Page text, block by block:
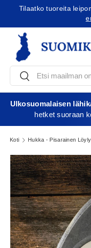
Tilaatko tuoreita
EtsiEtsi
Ulkosuomalaisen
hetket suoraan
Koti Hukka - Pisarainen